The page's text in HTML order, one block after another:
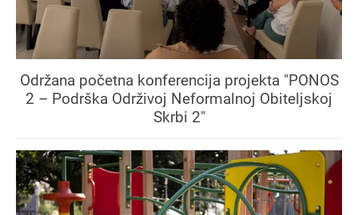
Održana početna konferencija projekta "PONOS
2 – Podrška Održivoj Neformalnoj Obiteljskoj
Skrbi 2"